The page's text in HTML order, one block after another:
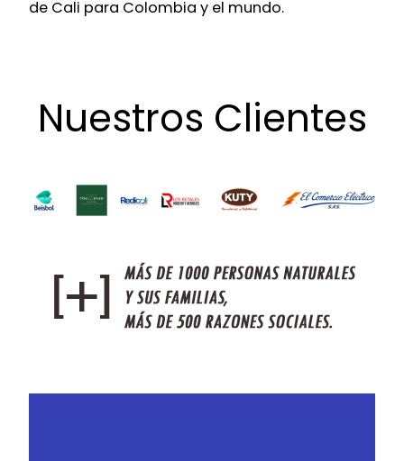
de Cali para Colombia y el mundo.
Nuestros Clientes